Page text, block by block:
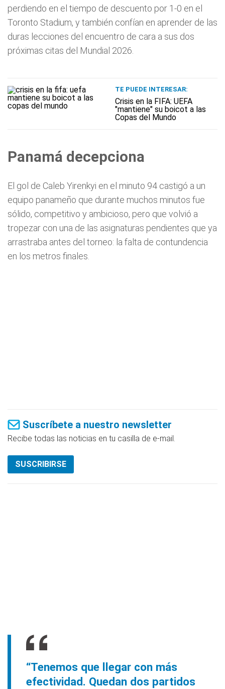
perdiendo en el tiempo de descuento por 1-0 en el
Toronto Stadium, y también confían en aprender de las
duras lecciones del encuentro de cara a sus dos
próximas citas del Mundial 2026.
TE PUEDE INTERESAR:
Crisis en la FIFA: UEFA
"mantiene" su boicot a las
Copas del Mundo
Panamá decepciona
El gol de Caleb Yirenkyi en el minuto 94 castigó a un
equipo panameño que durante muchos minutos fue
sólido, competitivo y ambicioso, pero que volvió a
tropezar con una de las asignaturas pendientes que ya
arrastraba antes del torneo: la falta de contundencia
en los metros finales.
Suscríbete a nuestro newsletter
Recibe todas las noticias en tu casilla de e-mail.
SUSCRIBIRSE
“Tenemos que llegar con más
efectividad. Quedan dos partidos